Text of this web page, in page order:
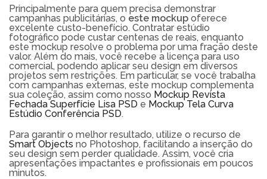
Principalmente para quem precisa demonstrar
campanhas publicitárias, o este mockup oferece
excelente custo-benefício. Contratar estúdio
fotográfico pode custar centenas de reais, enquanto
este mockup resolve o problema por uma fração deste
valor. Além do mais, você recebe a licença para uso
comercial, podendo aplicar seu design em diversos
projetos sem restrições. Em particular, se você trabalha
com campanhas externas, este mockup complementa
sua coleção, assim como nosso Mockup Revista
Fechada Superfície Lisa PSD e Mockup Tela Curva
Estúdio Conferência PSD.
Para garantir o melhor resultado, utilize o recurso de
Smart Objects no Photoshop, facilitando a inserção do
seu design sem perder qualidade. Assim, você cria
apresentações impactantes e profissionais em poucos
minutos.